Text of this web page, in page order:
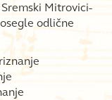
Mitrovici-
odlične